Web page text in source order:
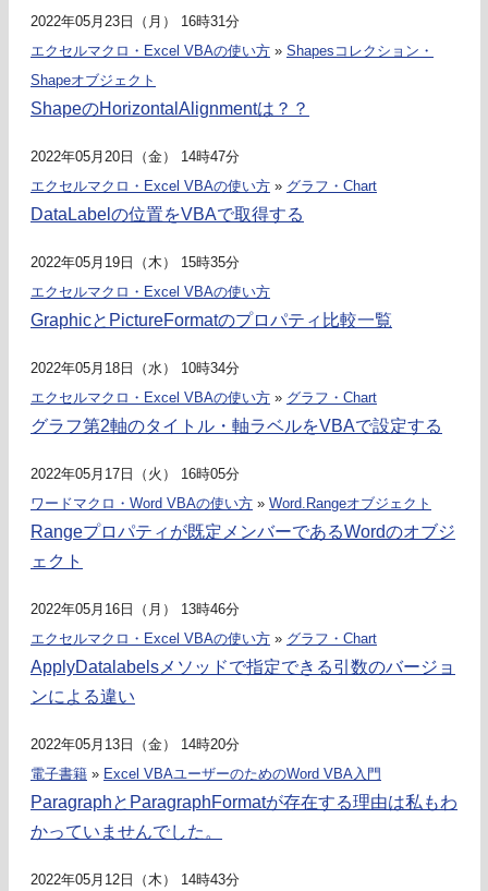
2022年05月23日（月） 16時31分
エクセルマクロ・Excel VBAの使い方 » Shapesコレクション・
Shapeオブジェクト
ShapeのHorizontalAlignmentは？？
2022年05月20日（金） 14時47分
エクセルマクロ・Excel VBAの使い方 » グラフ・Chart
DataLabelの位置をVBAで取得する
2022年05月19日（木） 15時35分
エクセルマクロ・Excel VBAの使い方
GraphicとPictureFormatのプロパティ比較一覧
2022年05月18日（水） 10時34分
エクセルマクロ・Excel VBAの使い方 » グラフ・Chart
グラフ第2軸のタイトル・軸ラベルをVBAで設定する
2022年05月17日（火） 16時05分
ワードマクロ・Word VBAの使い方 » Word.Rangeオブジェクト
Rangeプロパティが既定メンバーであるWordのオブジ
ェクト
2022年05月16日（月） 13時46分
エクセルマクロ・Excel VBAの使い方 » グラフ・Chart
ApplyDatalabelsメソッドで指定できる引数のバージョ
ンによる違い
2022年05月13日（金） 14時20分
電子書籍 » Excel VBAユーザーのためのWord VBA入門
ParagraphとParagraphFormatが存在する理由は私もわ
かっていませんでした。
2022年05月12日（木） 14時43分